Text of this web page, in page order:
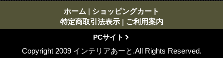
ホーム | ショッピングカート
特定商取引法表示 | ご利用案内
PCサイト
Copyright 2009 インテリアあーと.All Rights Reserved.